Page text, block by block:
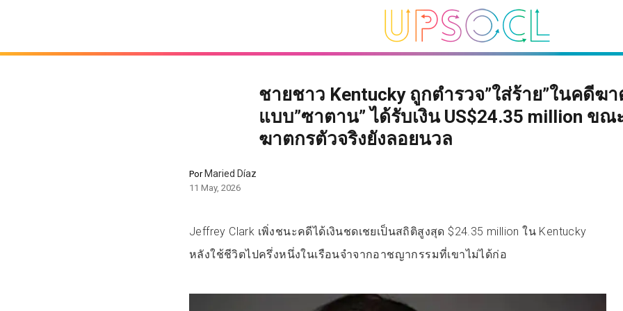
ชายชาว Kentucky ถูกตำรวจ”ใส่ร้าย”ในคดีฆ
แบบ”ซาตาน” ได้รับเงิน US$24.35 million ขณ
ฆาตกรตัวจริงยังลอยนวล
PorMaried Díaz
11 May, 2026
Jeffrey Clark เพิ่งชนะคดีได้เงินชดเชยเป็นสถิติสูงสุด $24.35 million ใน Kentucky
หลังใช้ชีวิตไปครึ่งหนึ่งในเรือนจำจากอาชญากรรมที่เขาไม่ได้ก่อ